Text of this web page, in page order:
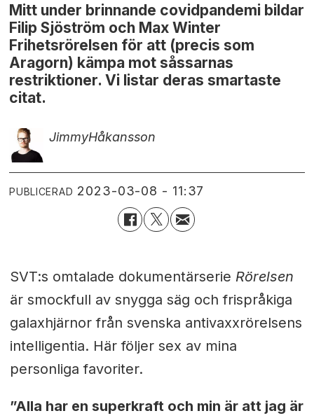
Mitt under brinnande covidpandemi bildar
Filip Sjöström och Max Winter
Frihetsrörelsen för att (precis som
Aragorn) kämpa mot såssarnas
restriktioner. Vi listar deras smartaste
citat.
JimmyHåkansson
PUBLICERAD 2023-03-08 - 11:37
SVT:s omtalade dokumentärserie Rörelsen
är smockfull av snygga säg och frispråkiga
galaxhjärnor från svenska antivaxxrörelsens
intelligentia. Här följer sex av mina
personliga favoriter.
”Alla har en superkraft och min är att jag är